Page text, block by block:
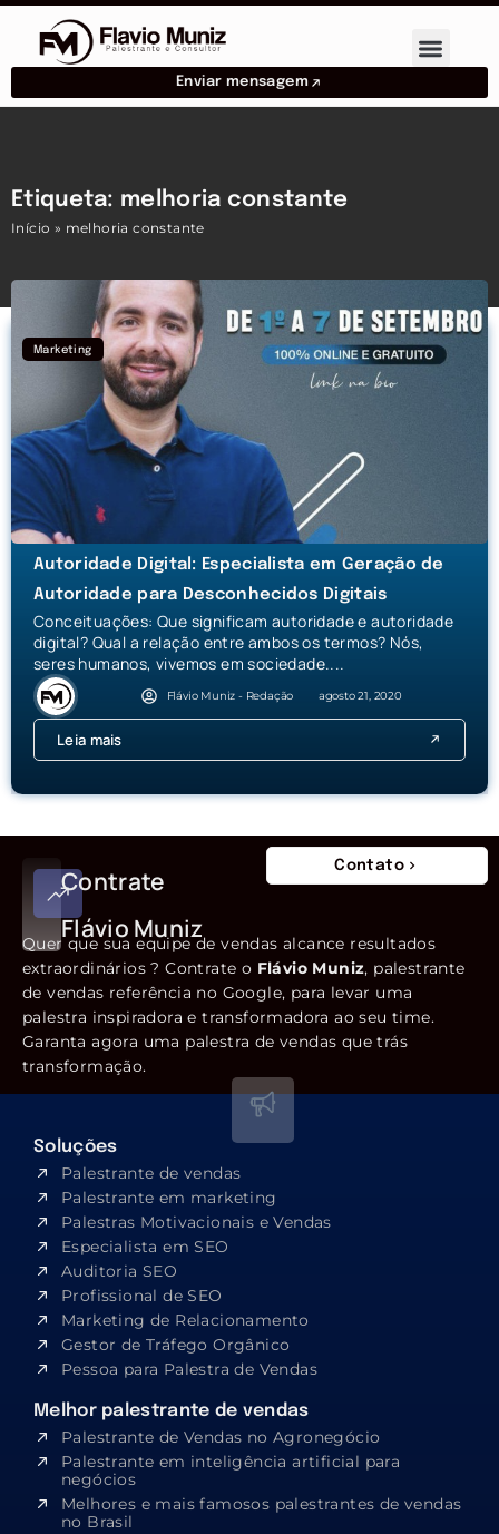
Enviar mensagem
Etiqueta: melhoria constante
Início » melhoria constante
Marketing
Autoridade Digital: Especialista em Geração de
Autoridade para Desconhecidos Digitais
Conceituações: Que significam autoridade e autoridade
digital? Qual a relação entre ambos os termos? Nós,
seres humanos, vivemos em sociedade....
Flávio Muniz - Redação agosto 21, 2020
Leia mais
Contrate
Flávio Muniz
Contato
Quer que sua equipe de vendas alcance resultados
extraordinários ? Contrate o Flávio Muniz, palestrante
de vendas referência no Google, para levar uma
palestra inspiradora e transformadora ao seu time.
Garanta agora uma palestra de vendas que trás
transformação.
Soluções
Palestrante de vendas
Palestrante em marketing
Palestras Motivacionais e Vendas
Especialista em SEO​
Auditoria SEO
Profissional de SEO
Marketing de Relacionamento
Gestor de Tráfego Orgânico
Pessoa para Palestra de Vendas
Melhor palestrante de vendas
Palestrante de Vendas no Agronegócio
Palestrante em inteligência artificial para
negócios
Melhores e mais famosos palestrantes de vendas
no Brasil